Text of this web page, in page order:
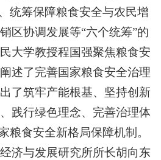
统筹保障粮食安全与农民增
区协调发展等“六个统筹”的
大学教授程国强聚焦粮食安
述了完善国家粮食安全治理
了筑牢产能根基、坚持创新
践行绿色理念、完善治理体
粮食安全新格局保障机制。
济与发展研究所所长胡向东